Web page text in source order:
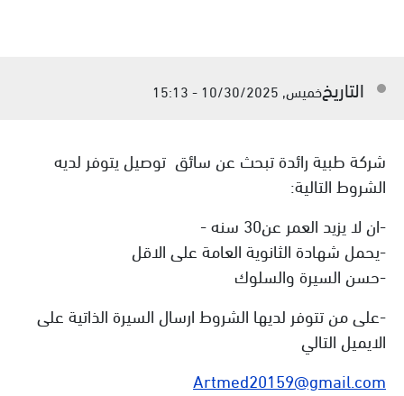
التاريخخميس, 10/30/2025 - 15:13
شركة طبية رائدة تبحث عن سائق توصيل يتوفر لديه
الشروط التالية:
-ان لا يزيد العمر عن30 سنه -
-يحمل شهادة الثانوية العامة على الاقل
-حسن السيرة والسلوك
-على من تتوفر لديها الشروط ارسال السيرة الذاتية على
الايميل التالي
Artmed20159@gmail.com